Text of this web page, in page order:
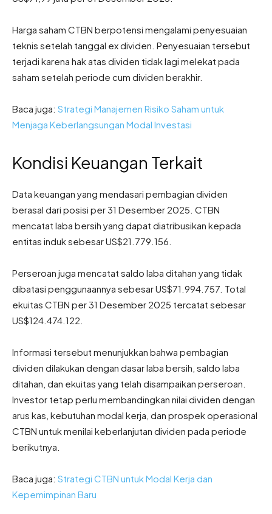
Harga saham CTBN berpotensi mengalami penyesuaian
teknis setelah tanggal ex dividen. Penyesuaian tersebut
terjadi karena hak atas dividen tidak lagi melekat pada
saham setelah periode cum dividen berakhir.
Baca juga: Strategi Manajemen Risiko Saham untuk
Menjaga Keberlangsungan Modal Investasi
Kondisi Keuangan Terkait
Data keuangan yang mendasari pembagian dividen
berasal dari posisi per 31 Desember 2025. CTBN
mencatat laba bersih yang dapat diatribusikan kepada
entitas induk sebesar US$21.779.156.
Perseroan juga mencatat saldo laba ditahan yang tidak
dibatasi penggunaannya sebesar US$71.994.757. Total
ekuitas CTBN per 31 Desember 2025 tercatat sebesar
US$124.474.122.
Informasi tersebut menunjukkan bahwa pembagian
dividen dilakukan dengan dasar laba bersih, saldo laba
ditahan, dan ekuitas yang telah disampaikan perseroan.
Investor tetap perlu membandingkan nilai dividen dengan
arus kas, kebutuhan modal kerja, dan prospek operasional
CTBN untuk menilai keberlanjutan dividen pada periode
berikutnya.
Baca juga: Strategi CTBN untuk Modal Kerja dan
Kepemimpinan Baru